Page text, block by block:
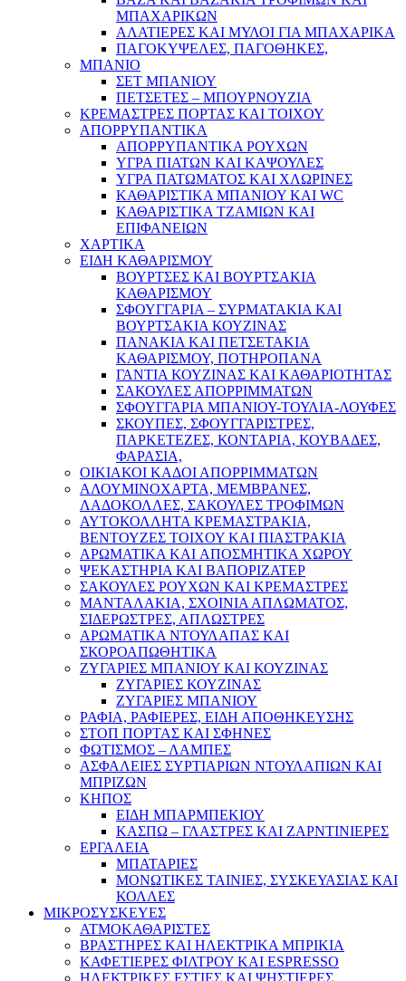
ΜΠΑΧΑΡΙΚΩΝ
ΑΛΑΤΙΕΡΕΣ ΚΑΙ ΜΥΛΟΙ ΓΙΑ ΜΠΑΧΑΡΙΚΑ
ΠΑΓΟΚΥΨΕΛΕΣ, ΠΑΓΟΘΗΚΕΣ,
ΜΠΑΝΙΟ
ΣΕΤ ΜΠΑΝΙΟΥ
ΠΕΤΣΕΤΕΣ – ΜΠΟΥΡΝΟΥΖΙΑ
ΚΡΕΜΑΣΤΡΕΣ ΠΟΡΤΑΣ ΚΑΙ ΤΟΙΧΟΥ
ΑΠΟΡΡΥΠΑΝΤΙΚΑ
ΑΠΟΡΡΥΠΑΝΤΙΚΑ ΡΟΥΧΩΝ
ΥΓΡΑ ΠΙΑΤΩΝ ΚΑΙ ΚΑΨΟΥΛΕΣ
ΥΓΡΑ ΠΑΤΩΜΑΤΟΣ ΚΑΙ ΧΛΩΡΙΝΕΣ
ΚΑΘΑΡΙΣΤΙΚΑ ΜΠΑΝΙΟΥ ΚΑΙ WC
ΚΑΘΑΡΙΣΤΙΚΑ ΤΖΑΜΙΩΝ ΚΑΙ
ΕΠΙΦΑΝΕΙΩΝ
ΧΑΡΤΙΚΑ
ΕΙΔΗ ΚΑΘΑΡΙΣΜΟΥ
ΒΟΥΡΤΣΕΣ ΚΑΙ ΒΟΥΡΤΣΑΚΙΑ
ΚΑΘΑΡΙΣΜΟΥ
ΣΦΟΥΓΓΑΡΙΑ – ΣΥΡΜΑΤΑΚΙΑ ΚΑΙ
ΒΟΥΡΤΣΑΚΙΑ ΚΟΥΖΙΝΑΣ
ΠΑΝΑΚΙΑ ΚΑΙ ΠΕΤΣΕΤΑΚΙΑ
ΚΑΘΑΡΙΣΜΟΥ, ΠΟΤΗΡΟΠΑΝΑ
ΓΑΝΤΙΑ ΚΟΥΖΙΝΑΣ ΚΑΙ ΚΑΘΑΡΙΟΤΗΤΑΣ
ΣΑΚΟΥΛΕΣ ΑΠΟΡΡΙΜΜΑΤΩΝ
ΣΦΟΥΓΓΑΡΙΑ ΜΠΑΝΙΟΥ-ΤΟΥΛΙΑ-ΛΟΥΦΕΣ
ΣΚΟΥΠΕΣ, ΣΦΟΥΓΓΑΡΙΣΤΡΕΣ,
ΠΑΡΚΕΤΕΖΕΣ, ΚΟΝΤΑΡΙΑ, ΚΟΥΒΑΔΕΣ,
ΦΑΡΑΣΙΑ,
ΟΙΚΙΑΚΟΙ ΚΑΔΟΙ ΑΠΟΡΡΙΜΜΑΤΩΝ
ΑΛΟΥΜΙΝΟΧΑΡΤΑ, ΜΕΜΒΡΑΝΕΣ,
ΛΑΔΟΚΟΛΛΕΣ, ΣΑΚΟΥΛΕΣ ΤΡΟΦΙΜΩΝ
ΑΥΤΟΚΟΛΛΗΤΑ ΚΡΕΜΑΣΤΡΑΚΙΑ,
ΒΕΝΤΟΥΖΕΣ ΤΟΙΧΟΥ ΚΑΙ ΠΙΑΣΤΡΑΚΙΑ
ΑΡΩΜΑΤΙΚΑ KAI ΑΠΟΣΜΗΤΙΚΑ ΧΩΡΟΥ
ΨΕΚΑΣΤΗΡΙΑ ΚΑΙ ΒΑΠΟΡΙΖΑΤΕΡ
ΣΑΚΟΥΛΕΣ ΡΟΥΧΩΝ ΚΑΙ ΚΡΕΜΑΣΤΡΕΣ
ΜΑΝΤΑΛΑΚΙΑ, ΣΧΟΙΝΙΑ ΑΠΛΩΜΑΤΟΣ,
ΣΙΔΕΡΩΣΤΡΕΣ, ΑΠΛΩΣΤΡΕΣ
ΑΡΩΜΑΤΙΚΑ ΝΤΟΥΛΑΠΑΣ ΚΑΙ
ΣΚΟΡΟΑΠΩΘΗΤΙΚΑ
ΖΥΓΑΡΙΕΣ ΜΠΑΝΙΟΥ ΚΑΙ ΚΟΥΖΙΝΑΣ
ΖΥΓΑΡΙΕΣ ΚΟΥΖΙΝΑΣ
ΖΥΓΑΡΙΕΣ ΜΠΑΝΙΟΥ
ΡΑΦΙΑ, ΡΑΦΙΕΡΕΣ, ΕΙΔΗ ΑΠΟΘΗΚΕΥΣΗΣ
ΣΤΟΠ ΠΟΡΤΑΣ ΚΑΙ ΣΦΗΝΕΣ
ΦΩΤΙΣΜΟΣ – ΛΑΜΠΕΣ
ΑΣΦΑΛΕΙΕΣ ΣΥΡΤΙΑΡΙΩΝ ΝΤΟΥΛΑΠΙΩΝ ΚΑΙ
ΜΠΡΙΖΩΝ
ΚΗΠΟΣ
ΕΙΔΗ ΜΠΑΡΜΠΕΚΙΟΥ
ΚΑΣΠΩ – ΓΛΑΣΤΡΕΣ ΚΑΙ ΖΑΡΝΤΙΝΙΕΡΕΣ
ΕΡΓΑΛΕΙΑ
ΜΠΑΤΑΡΙΕΣ
ΜΟΝΩΤΙΚΕΣ ΤΑΙΝΙΕΣ, ΣΥΣΚΕΥΑΣΙΑΣ ΚΑΙ
ΚΟΛΛΕΣ
ΜΙΚΡΟΣΥΣΚΕΥΕΣ
ΑΤΜΟΚΑΘΑΡΙΣΤΕΣ
ΒΡΑΣΤΗΡΕΣ ΚΑΙ ΗΛΕΚΤΡΙΚΑ ΜΠΡΙΚΙΑ
ΚΑΦΕΤΙΕΡΕΣ ΦΙΛΤΡΟΥ ΚΑΙ ESPRESSO